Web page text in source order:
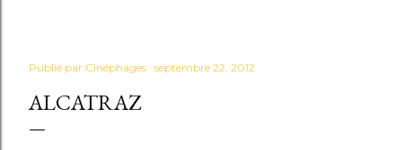
Publié par Cinéphages septembre 22, 2012
ALCATRAZ